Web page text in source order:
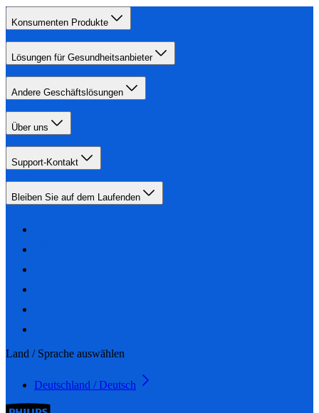
Konsumenten Produkte
Lösungen für Gesundheitsanbieter
Andere Geschäftslösungen
Über uns
Support-Kontakt
Bleiben Sie auf dem Laufenden
Land / Sprache auswählen
Deutschland / Deutsch